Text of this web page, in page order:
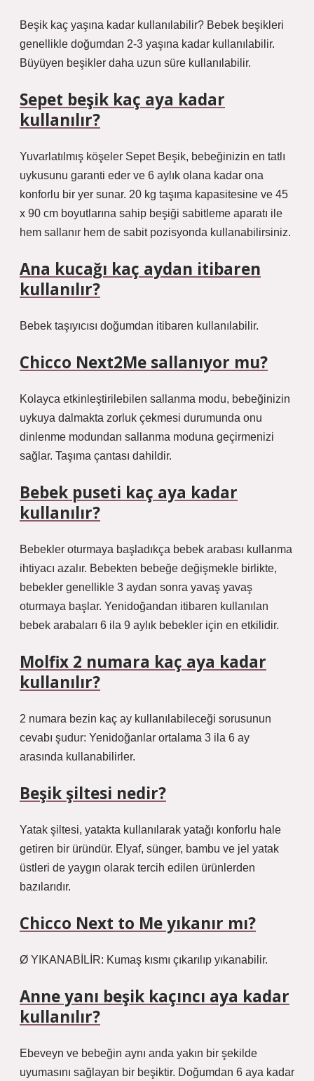
Beşik kaç yaşına kadar kullanılabilir? Bebek beşikleri
genellikle doğumdan 2-3 yaşına kadar kullanılabilir.
Büyüyen beşikler daha uzun süre kullanılabilir.
Sepet beşik kaç aya kadar
kullanılır?
Yuvarlatılmış köşeler Sepet Beşik, bebeğinizin en tatlı
uykusunu garanti eder ve 6 aylık olana kadar ona
konforlu bir yer sunar. 20 kg taşıma kapasitesine ve 45
x 90 cm boyutlarına sahip beşiği sabitleme aparatı ile
hem sallanır hem de sabit pozisyonda kullanabilirsiniz.
Ana kucağı kaç aydan itibaren
kullanılır?
Bebek taşıyıcısı doğumdan itibaren kullanılabilir.
Chicco Next2Me sallanıyor mu?
Kolayca etkinleştirilebilen sallanma modu, bebeğinizin
uykuya dalmakta zorluk çekmesi durumunda onu
dinlenme modundan sallanma moduna geçirmenizi
sağlar. Taşıma çantası dahildir.
Bebek puseti kaç aya kadar
kullanılır?
Bebekler oturmaya başladıkça bebek arabası kullanma
ihtiyacı azalır. Bebekten bebeğe değişmekle birlikte,
bebekler genellikle 3 aydan sonra yavaş yavaş
oturmaya başlar. Yenidoğandan itibaren kullanılan
bebek arabaları 6 ila 9 aylık bebekler için en etkilidir.
Molfix 2 numara kaç aya kadar
kullanılır?
2 numara bezin kaç ay kullanılabileceği sorusunun
cevabı şudur: Yenidoğanlar ortalama 3 ila 6 ay
arasında kullanabilirler.
Beşik şiltesi nedir?
Yatak şiltesi, yatakta kullanılarak yatağı konforlu hale
getiren bir üründür. Elyaf, sünger, bambu ve jel yatak
üstleri de yaygın olarak tercih edilen ürünlerden
bazılarıdır.
Chicco Next to Me yıkanır mı?
Ø YIKANABİLİR: Kumaş kısmı çıkarılıp yıkanabilir.
Anne yanı beşik kaçıncı aya kadar
kullanılır?
Ebeveyn ve bebeğin aynı anda yakın bir şekilde
uyumasını sağlayan bir beşiktir. Doğumdan 6 aya kadar